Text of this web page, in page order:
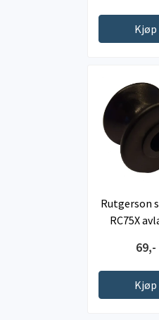
Kjøp
Rutgerson
RC75X
69,-
Kjøp